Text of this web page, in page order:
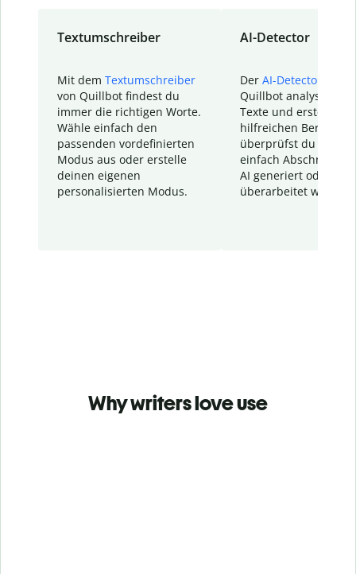
Textumschreiber
Mit dem Textumschreiber
von Quillbot findest du
immer die richtigen Worte.
Wähle einfach den
passenden vordefinierten
Modus aus oder erstelle
deinen eigenen
personalisierten Modus.
AI-Detector
Der AI-Detector
Quillbot analysiert
Texte und erstellt
hilfreichen Bericht.
überprüfst du
einfach Abschnitte,
AI generiert oder
überarbeitet wurden.
Why writers love use